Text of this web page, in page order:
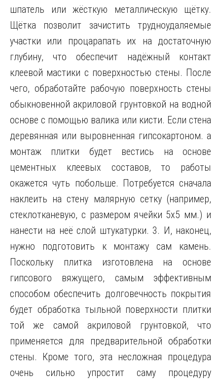
шпатель или жёсткую металлическую щётку.
Щётка позволит зачистить трудноудаляемые
участки или процарапать их на достаточную
глубину, что обеспечит надёжный контакт
клеевой мастики с поверхностью стены. После
чего, обработайте рабочую поверхность стены
обыкновенной акриловой грунтовкой на водной
основе с помощью валика или кисти. Если стена
деревянная или выровненная гипсокартоном. а
монтаж плитки будет вестись на основе
цементных клеевых составов, то работы
окажется чуть побольше. Потребуется сначала
наклеить на стену малярную сетку (например,
стеклотканевую, с размером ячейки 5х5 мм.) и
нанести на неё слой штукатурки. 3. И, наконец,
нужно подготовить к монтажу сам камень.
Поскольку плитка изготовлена на основе
гипсового вяжущего, самым эффективным
способом обеспечить долговечность покрытия
будет обработка тыльной поверхности плитки
той же самой акриловой грунтовкой, что
применяется для предварительной обработки
стены. Кроме того, эта несложная процедура
очень сильно упростит саму процедуру